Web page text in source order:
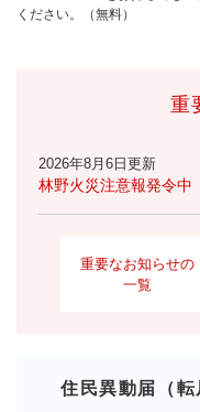
ください。（無料）
重
2026年8月6日更新
林野火災注意報発令中
重要なお知らせの
一覧
住民異動届（転